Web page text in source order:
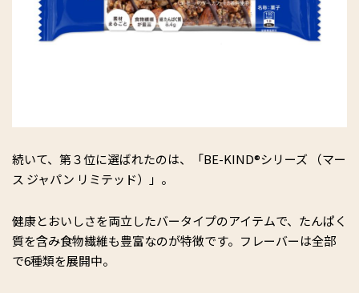
続いて、第３位に選ばれたのは、「BE-KIND®シリーズ （マー
ス ジャパン リミテッド）」。
健康とおいしさを両立したバータイプのアイテムで、たんぱく
質を含み食物繊維も豊富なのが特徴です。フレーバーは全部
で6種類を展開中。